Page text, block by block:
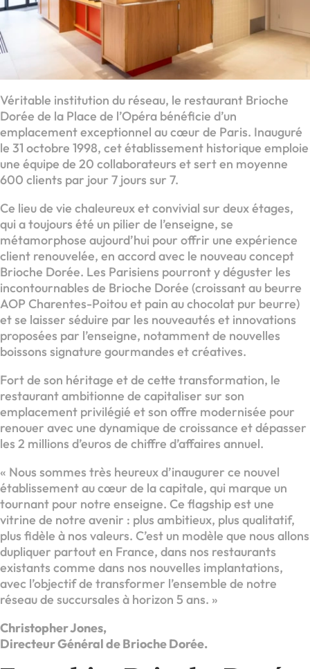
Véritable institution du réseau, le restaurant Brioche
Dorée de la Place de l’Opéra bénéficie d’un
emplacement exceptionnel au cœur de Paris. Inauguré
le 31 octobre 1998, cet établissement historique emploie
une équipe de 20 collaborateurs et sert en moyenne
600 clients par jour 7 jours sur 7.
Ce lieu de vie chaleureux et convivial sur deux étages,
qui a toujours été un pilier de l’enseigne, se
métamorphose aujourd’hui pour offrir une expérience
client renouvelée, en accord avec le nouveau concept
Brioche Dorée. Les Parisiens pourront y déguster les
incontournables de Brioche Dorée (croissant au beurre
AOP Charentes-Poitou et pain au chocolat pur beurre)
et se laisser séduire par les nouveautés et innovations
proposées par l’enseigne, notamment de nouvelles
boissons signature gourmandes et créatives.
Fort de son héritage et de cette transformation, le
restaurant ambitionne de capitaliser sur son
emplacement privilégié et son offre modernisée pour
renouer avec une dynamique de croissance et dépasser
les 2 millions d’euros de chiffre d’affaires annuel.
« Nous sommes très heureux d’inaugurer ce nouvel
établissement au cœur de la capitale, qui marque un
tournant pour notre enseigne. Ce flagship est une
vitrine de notre avenir : plus ambitieux, plus qualitatif,
plus fidèle à nos valeurs. C’est un modèle que nous allons
dupliquer partout en France, dans nos restaurants
existants comme dans nos nouvelles implantations,
avec l’objectif de transformer l’ensemble de notre
réseau de succursales à horizon 5 ans. »
Christopher Jones,
Directeur Général de Brioche Dorée.